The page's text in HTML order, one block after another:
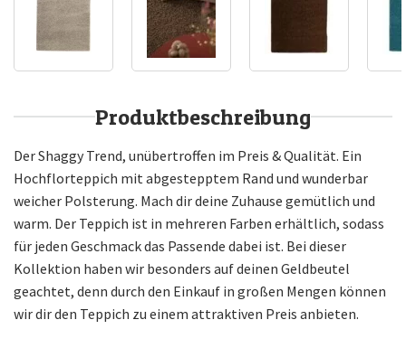
Produktbeschreibung
Der Shaggy Trend, unübertroffen im Preis & Qualität. Ein
Hochflorteppich mit abgestepptem Rand und wunderbar
weicher Polsterung. Mach dir deine Zuhause gemütlich und
warm. Der Teppich ist in mehreren Farben erhältlich, sodass
für jeden Geschmack das Passende dabei ist. Bei dieser
Kollektion haben wir besonders auf deinen Geldbeutel
geachtet, denn durch den Einkauf in großen Mengen können
wir dir den Teppich zu einem attraktiven Preis anbieten.